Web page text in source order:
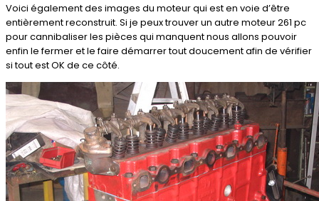
Voici également des images du moteur qui est en voie d’être
entièrement reconstruit. Si je peux trouver un autre moteur 261 pc
pour cannibaliser les pièces qui manquent nous allons pouvoir
enfin le fermer et le faire démarrer tout doucement afin de vérifier
si tout est OK de ce côté.